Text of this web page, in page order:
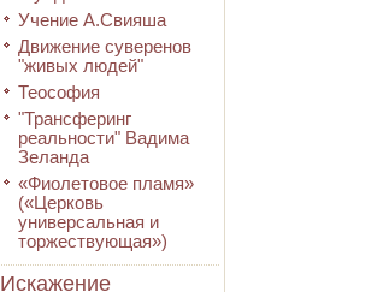
Учение А.Свияша
Движение суверенов
"живых людей"
Теософия
"Трансферинг
реальности" Вадима
Зеланда
«Фиолетовое пламя»
(«Церковь
универсальная и
торжествующая»)
Искажение